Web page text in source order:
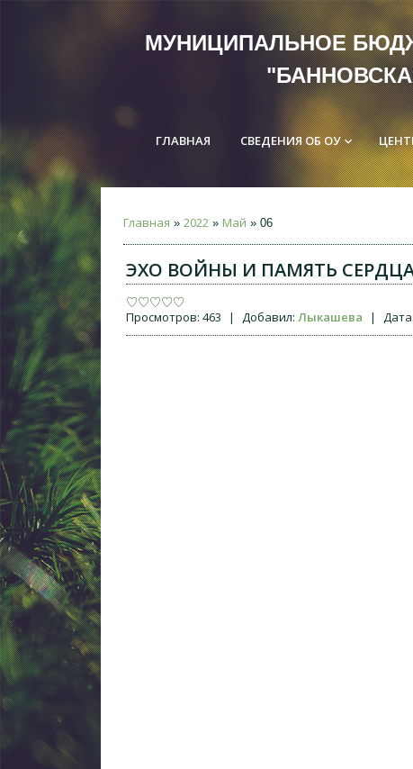
МУНИЦИПАЛЬНОЕ
ГЛАВНАЯ СВЕДЕНИЯ ОБ ОУkeyboard_arrow_down
Главная » 2022 » Май » 06
ЭХО ВОЙНЫ И ПАМЯТЬ
Просмотров: 463 | Добавил: Лыкашева | Дата: